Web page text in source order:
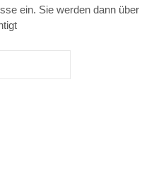
ein. Sie werden dann über